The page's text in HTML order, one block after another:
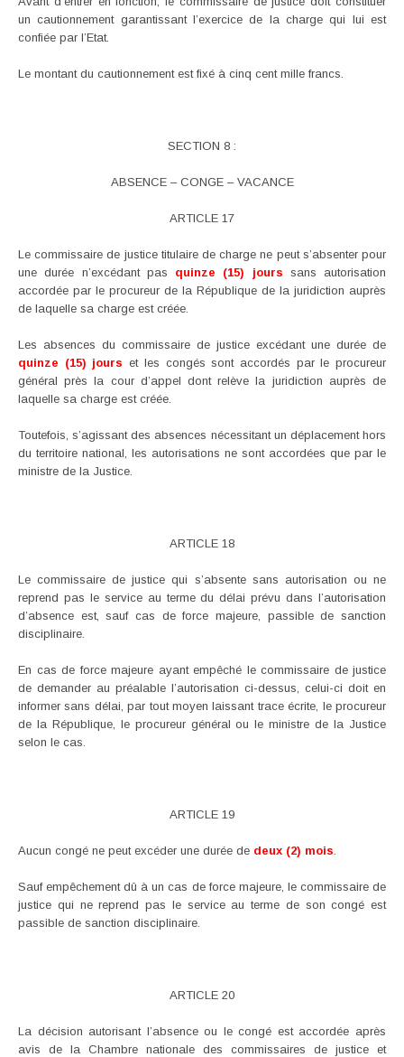
un cautionnement garantissant l’exercice de la charge qui lui est
confiée par l’Etat.
Le montant du cautionnement est fixé à cinq cent mille francs.
SECTION 8 :
ABSENCE – CONGE – VACANCE
ARTICLE 17
Le commissaire de justice titulaire de charge ne peut s’absenter pour
une durée n’excédant pas quinze (15) jours sans autorisation
accordée par le procureur de la République de la juridiction auprès
de laquelle sa charge est créée.
Les absences du commissaire de justice excédant une durée de
quinze (15) jours et les congés sont accordés par le procureur
général près la cour d’appel dont relève la juridiction auprès de
laquelle sa charge est créée.
Toutefois, s’agissant des absences nécessitant un déplacement hors
du territoire national, les autorisations ne sont accordées que par le
ministre de la Justice.
ARTICLE 18
Le commissaire de justice qui s’absente sans autorisation ou ne
reprend pas le service au terme du délai prévu dans l’autorisation
d’absence est, sauf cas de force majeure, passible de sanction
disciplinaire.
En cas de force majeure ayant empêché le commissaire de justice
de demander au préalable l’autorisation ci-dessus, celui-ci doit en
informer sans délai, par tout moyen laissant trace écrite, le procureur
de la République, le procureur général ou le ministre de la Justice
selon le cas.
ARTICLE 19
Aucun congé ne peut excéder une durée de deux (2) mois
Sauf empêchement dû à un cas de force majeure, le commissaire de
justice qui ne reprend pas le service au terme de son congé est
passible de sanction disciplinaire.
ARTICLE 20
La décision autorisant l’absence ou le congé est accordée après
avis de la Chambre nationale des commissaires de justice et